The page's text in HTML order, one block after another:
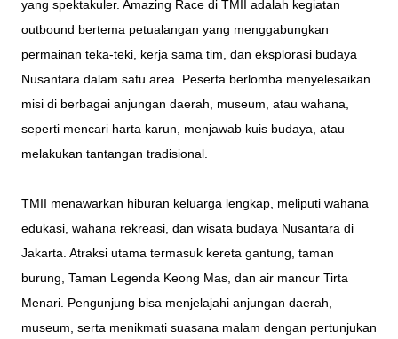
yang spektakuler. Amazing Race di TMII adalah kegiatan
outbound bertema petualangan yang menggabungkan
permainan teka-teki, kerja sama tim, dan eksplorasi budaya
Nusantara dalam satu area. Peserta berlomba menyelesaikan
misi di berbagai anjungan daerah, museum, atau wahana,
seperti mencari harta karun, menjawab kuis budaya, atau
melakukan tantangan tradisional.
TMII menawarkan hiburan keluarga lengkap, meliputi wahana
edukasi, wahana rekreasi, dan wisata budaya Nusantara di
Jakarta. Atraksi utama termasuk kereta gantung, taman
burung, Taman Legenda Keong Mas, dan air mancur Tirta
Menari. Pengunjung bisa menjelajahi anjungan daerah,
museum, serta menikmati suasana malam dengan pertunjukan